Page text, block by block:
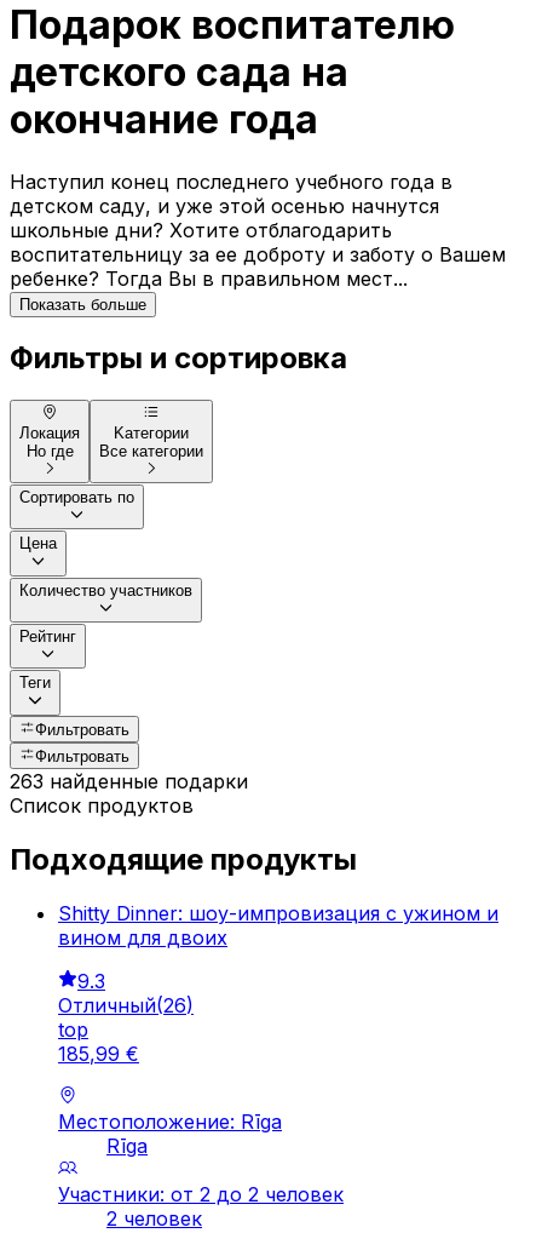
Подарок воспитателю
детского сада на
окончание года
Наступил конец последнего учебного года в
детском саду, и уже этой осенью начнутся
школьные дни? Хотите отблагодарить
воспитательницу за ее доброту и заботу о Вашем
ребенке? Тогда Вы в правильном мест...
Показать больше
Фильтры и сортировка
Локация
Но где
Kатегории
Все категории
Сортировать по
Цена
Количество участников
Рейтинг
Теги
Фильтровать
Фильтровать
263 найденные подарки
Список продуктов
Подходящие продукты
Shitty Dinner: шоу-импровизация с ужином и
вином для двоих
9.3
Отличный(26)
top
185,99 €
Местоположение: Rīga
Rīga
Участники: от 2 до 2 человек
2 человек